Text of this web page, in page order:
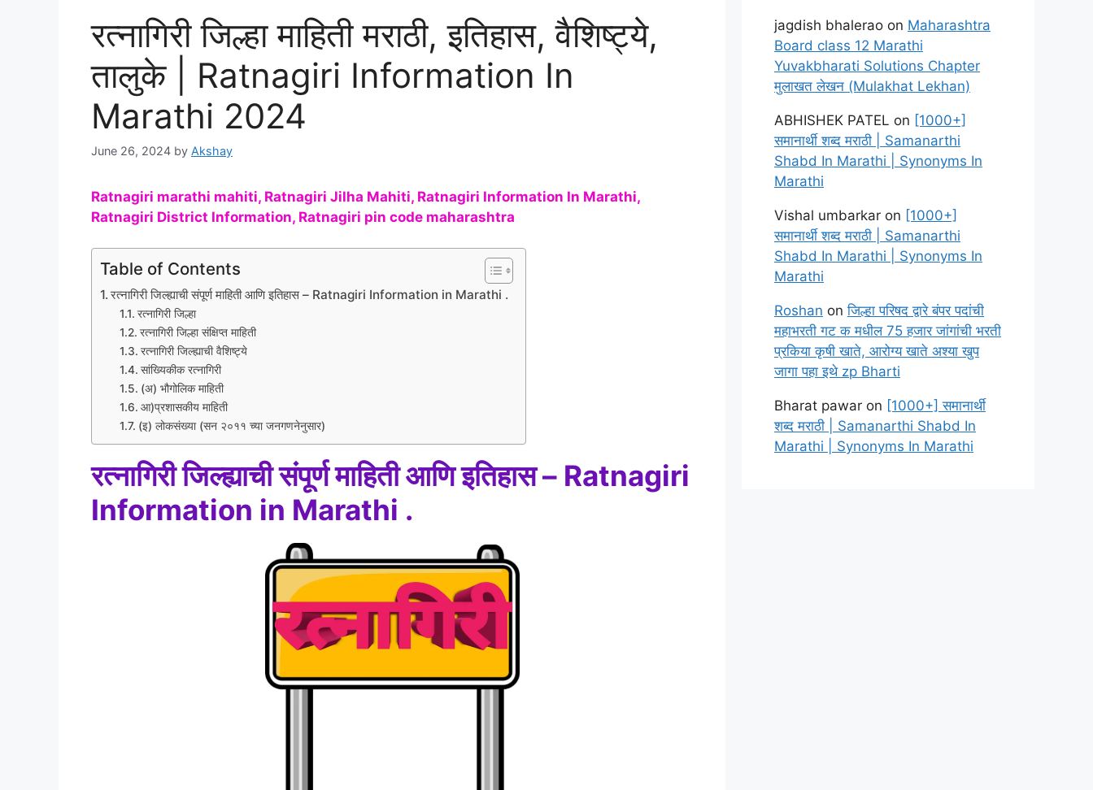
रत्नागिरी जिल्हा माहिती मराठी, इतिहास, वैशिष्ट्ये,
तालुके | Ratnagiri Information In
Marathi 2024
June 26, 2024 by Akshay
Ratnagiri marathi mahiti, Ratnagiri Jilha Mahiti, Ratnagiri Information In Marathi,
Ratnagiri District Information, Ratnagiri pin code maharashtra
Table of Contents
रत्नागिरी जिल्ह्याची संपूर्ण माहिती आणि इतिहास – Ratnagiri Information in Marathi .
रत्नागिरी जिल्हा
रत्नागिरी जिल्हा संक्षिप्त माहिती
रत्नागिरी जिल्ह्याची वैशिष्ट्ये
सांख्यिकीक रत्नागिरी
(अ) भौगोलिक माहिती
आ)प्रशासकीय माहिती
(इ) लोकसंख्या (सन २०११ च्या जनगणनेनुसार)
रत्नागिरी जिल्ह्याची संपूर्ण माहिती आणि इतिहास – Ratnagiri
Information in Marathi .
jagdish bhalerao on Maharashtra
Board class 12 Marathi
Yuvakbharati Solutions Chapter
मुलाखत लेखन (Mulakhat Lekhan)
ABHISHEK PATEL on [1000+]
समानार्थी शब्द मराठी | Samanarthi
Shabd In Marathi | Synonyms In
Marathi
Vishal umbarkar on [1000+]
समानार्थी शब्द मराठी | Samanarthi
Shabd In Marathi | Synonyms In
Marathi
Roshan onजिल्हा परिषद द्वारे बंपर पदांची
महाभरती गट क मधील 75 हजार जांगांची भरती
प्रकिया कृषी खाते, आरोग्य खाते अश्या खुप
जागा पहा इथे zp Bharti
Bharat pawar on [1000+] समानार्थी
शब्द मराठी | Samanarthi Shabd In
Marathi | Synonyms In Marathi